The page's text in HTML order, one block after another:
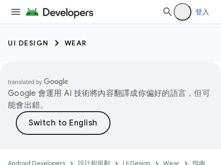
登入
UI DESIGN WEAR
Google 會運用 AI 技術將內容翻譯成你偏好的語言，但可
能會出錯。
Android Developers 設計和規劃 UI Design Wear 指南